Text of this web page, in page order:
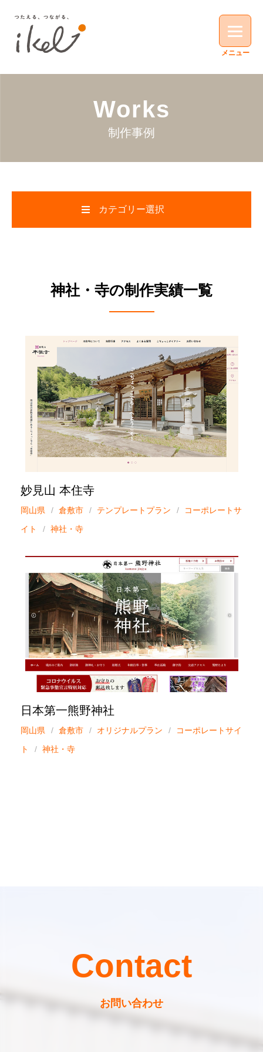
Works
制作事例
カテゴリー選択
神社・寺の制作実績一覧
妙見山 本住寺
岡山県 倉敷市 テンプレートプラン
コーポレートサ
イト
神社・寺
日本第一熊野神社
岡山県 倉敷市 オリジナルプラン
コーポレートサイ
ト
神社・寺
Contact
お問い合わせ